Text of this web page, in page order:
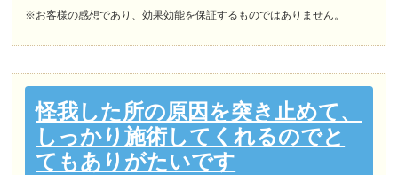
※お客様の感想であり、効果効能を保証するものではありません。
怪我した所の原因を突き止めて、
しっかり施術してくれるのでと
てもありがたいです